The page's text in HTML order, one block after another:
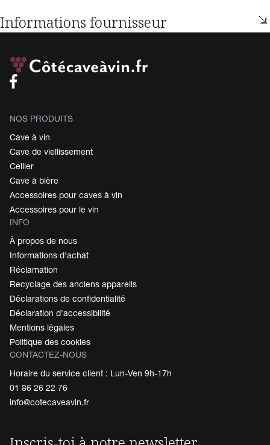
Informations fournisseur
NOS PRODUITS
Cave à vin
Cave de viellissement
Cellier
Cave à bière
Accessoires pour caves à vin
Accessoires pour le vin
INFO
À propos de nous
Informations d'achat
Réclamation
Recyclage des anciens appareils
Déclarations de confidentialité
Déclaration d'accessibilité
Mentions légales
Politique des cookies
CONTACTEZ-NOUS
Horaire du service client : Lun-Ven 9h-17h
01 86 26 22 76
info@cotecaveavin.fr